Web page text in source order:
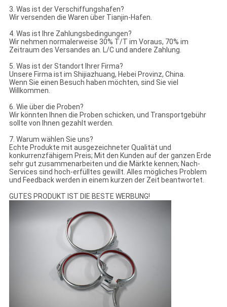
3. Was ist der Verschiffungshafen?
Wir versenden die Waren über Tianjin-Hafen.
4. Was ist Ihre Zahlungsbedingungen?
Wir nehmen normalerweise 30% T/T im Voraus, 70% im
Zeitraum des Versandes an. L/C und andere Zahlung.
5. Was ist der Standort Ihrer Firma?
Unsere Firma ist im Shijiazhuang, Hebei Provinz, China.
Wenn Sie einen Besuch haben möchten, sind Sie viel
Willkommen.
6. Wie über die Proben?
Wir könnten Ihnen die Proben schicken, und Transportgebühr
sollte von Ihnen gezahlt werden.
7. Warum wählen Sie uns?
Echte Produkte mit ausgezeichneter Qualität und
konkurrenzfähigem Preis; Mit den Kunden auf der ganzen Erde
sehr gut zusammenarbeiten und die Märkte kennen; Nach-
Services sind hoch-erfülltes gewillt. Alles mögliches Problem
und Feedback werden in einem kurzen der Zeit beantwortet.
GUTES PRODUKT IST DIE BESTE WERBUNG!